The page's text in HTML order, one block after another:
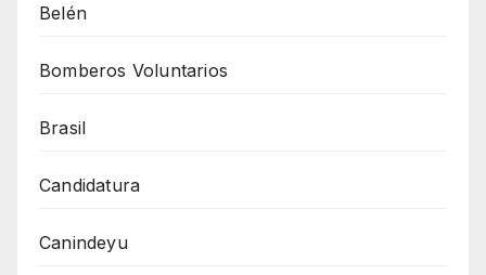
Belén
Bomberos Voluntarios
Brasil
Candidatura
Canindeyu